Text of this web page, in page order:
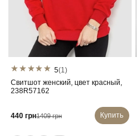
5(1)
Свитшот женский, цвет красный,
238R57162
440 грн1409 грн Купить